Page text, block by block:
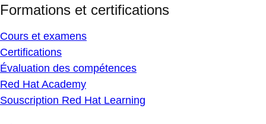
Formations et certifications
Cours et examens
Certifications
Évaluation des compétences
Red Hat Academy
Souscription Red Hat Learning